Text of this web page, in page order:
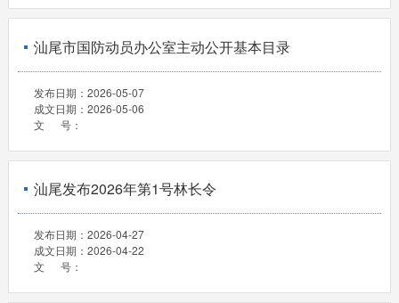
汕尾市国防动员办公室主动公开基本目录
发布日期： 2026-05-07
成文日期： 2026-05-06
文 号：
汕尾发布2026年第1号林长令
发布日期： 2026-04-27
成文日期： 2026-04-22
文 号：